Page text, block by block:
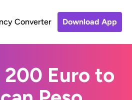
Converter Download App
Euro to